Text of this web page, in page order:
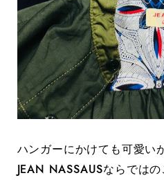
ハンガーにかけても可愛い
JEAN NASSAUSならでは